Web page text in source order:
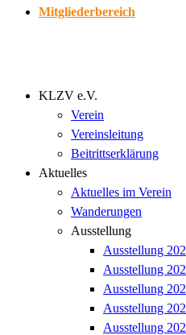
Mitgliederbereich
KLZV e.V.
Verein
Vereinsleitung
Beitrittserklärung
Aktuelles
Aktuelles im Verein
Wanderungen
Ausstellung
Ausstellung
Ausstellung
Ausstellung
Ausstellung
Ausstellung